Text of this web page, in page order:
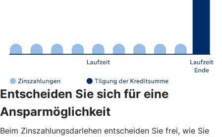
Entscheiden Sie sich für eine
Ansparmöglichkeit
Beim Zinszahlungsdarlehen entscheiden Sie frei, wie Sie